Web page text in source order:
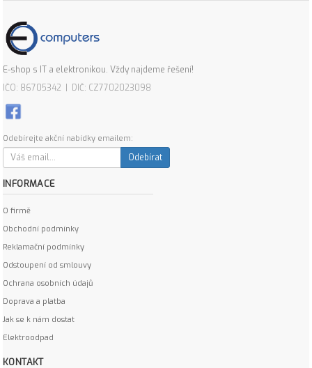
E-shop s IT a elektronikou. Vždy najdeme řešení!
IČO: 86705342 | DIČ: CZ7702023098
Odebírejte akční nabídky emailem:
Odebírat
INFORMACE
O firmě
Obchodní podmínky
Reklamační podmínky
Odstoupení od smlouvy
Ochrana osobních údajů
Doprava a platba
Jak se k nám dostat
Elektroodpad
KONTAKT